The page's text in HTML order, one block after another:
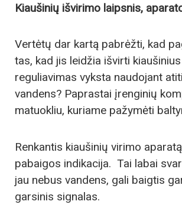
Kiaušinių išvirimo laipsnis,
Vertėtų dar kartą pabrėžti, kad
tas, kad jis leidžia išvirti
reguliavimas vyksta naudojant
vandens? Paprastai įrenginių
matuokliu, kuriame pažymėti
Renkantis kiaušinių virimo
pabaigos indikacija. Tai labai
jau nebus vandens, gali baigtis
garsinis signalas.